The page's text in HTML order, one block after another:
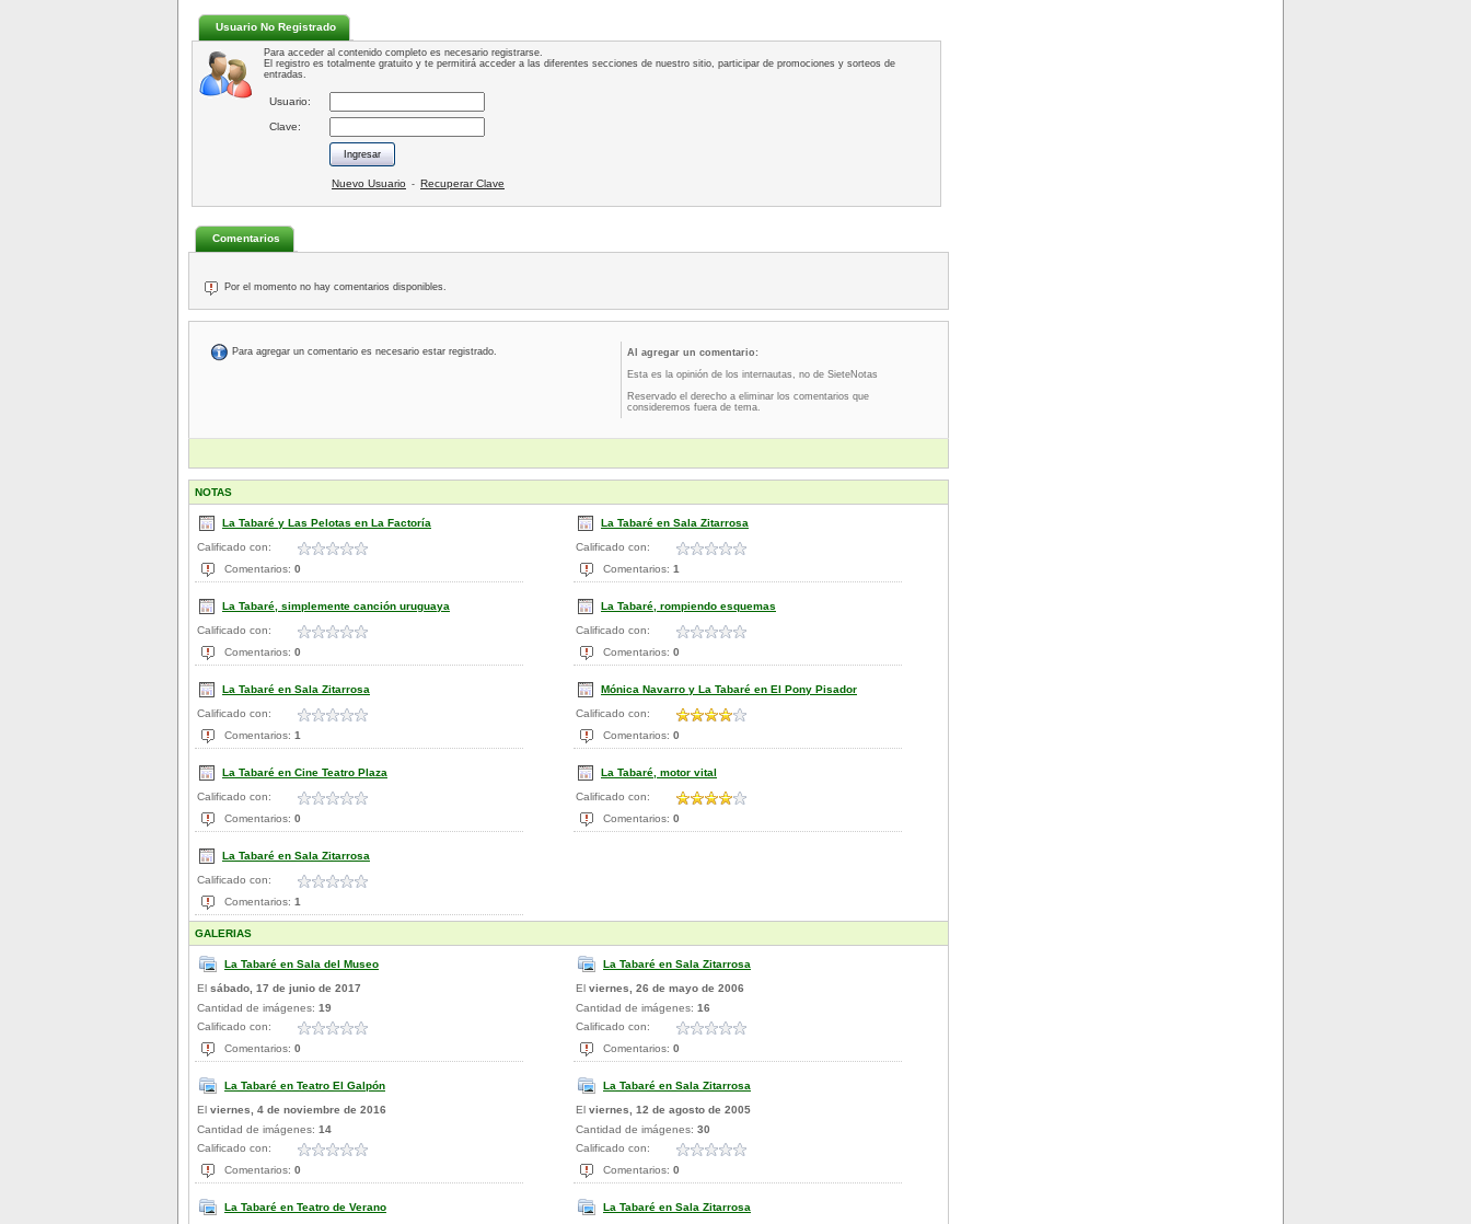
Usuario No Registrado
Para acceder al contenido completo es necesario registrarse.
El registro es totalmente gratuito y te permitirá acceder a las diferentes secciones de nuestro sitio, participar de promociones y sorteos de
entradas.
Usuario:
Clave:
Nuevo Usuario - Recuperar Clave
Comentarios
Por el momento no hay comentarios disponibles.
Para agregar un comentario es necesario estar registrado.
Al agregar un comentario:
Esta es la opinión de los internautas, no de SieteNotas
Reservado el derecho a eliminar los comentarios que
consideremos fuera de tema.
NOTAS
La Tabaré y Las Pelotas en La Factoría
Calificado con:
Comentarios: 0
La Tabaré en Sala Zitarrosa
Calificado con:
Comentarios: 1
La Tabaré, simplemente canción uruguaya
Calificado con:
Comentarios: 0
La Tabaré, rompiendo esquemas
Calificado con:
Comentarios: 0
La Tabaré en Sala Zitarrosa
Calificado con:
Comentarios: 1
Mónica Navarro y La Tabaré en El Pony Pisador
Calificado con:
Comentarios: 0
La Tabaré en Cine Teatro Plaza
Calificado con:
Comentarios: 0
La Tabaré, motor vital
Calificado con:
Comentarios: 0
La Tabaré en Sala Zitarrosa
Calificado con:
Comentarios: 1
GALERIAS
La Tabaré en Sala del Museo
El sábado, 17 de junio de 2017
Cantidad de imágenes: 19
Calificado con:
Comentarios: 0
La Tabaré en Sala Zitarrosa
El viernes, 26 de mayo de 2006
Cantidad de imágenes: 16
Calificado con:
Comentarios: 0
La Tabaré en Teatro El Galpón
El viernes, 4 de noviembre de 2016
Cantidad de imágenes: 14
Calificado con:
Comentarios: 0
La Tabaré en Sala Zitarrosa
El viernes, 12 de agosto de 2005
Cantidad de imágenes: 30
Calificado con:
Comentarios: 0
La Tabaré en Teatro de Verano La Tabaré en Sala Zitarrosa